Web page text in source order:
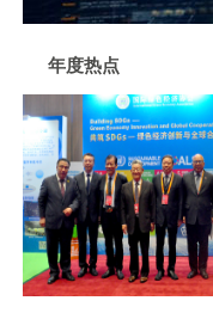
年度热点